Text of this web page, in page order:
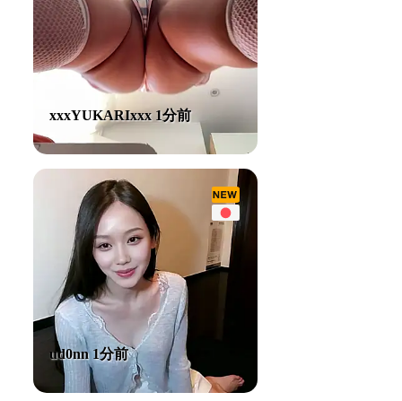
xxxYUKARIxxx 1分前
ud0nn 1分前